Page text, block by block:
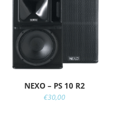
NEXO – PS 10 R2
€30,00